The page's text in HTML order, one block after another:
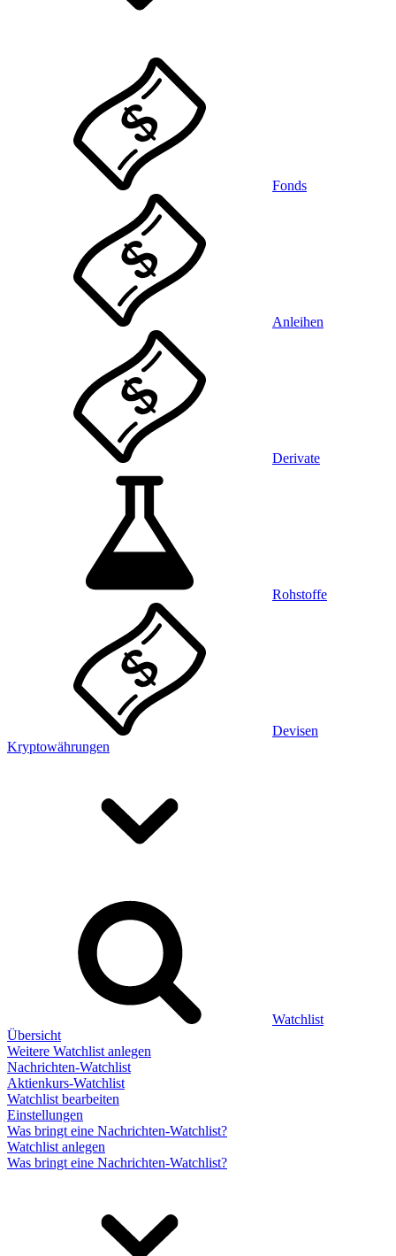
Fonds
Anleihen
Derivate
Rohstoffe
Devisen
Kryptowährungen
Watchlist
Übersicht
Weitere Watchlist anlegen
Nachrichten-Watchlist
Aktienkurs-Watchlist
Watchlist bearbeiten
Einstellungen
Was bringt eine Nachrichten-Watchlist?
Watchlist anlegen
Was bringt eine Nachrichten-Watchlist?